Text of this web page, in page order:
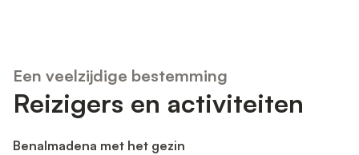
Een veelzijdige bestemming
Reizigers en activiteiten
Benalmadena met het gezin